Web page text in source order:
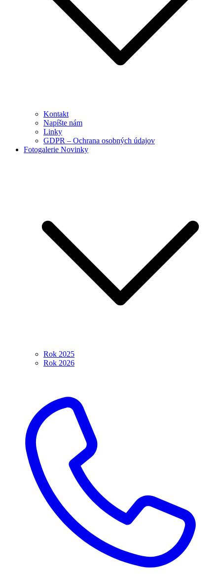
Kontakt
Napíšte nám
Linky
GDPR – Ochrana osobných údajov
Fotogalerie Novinky
Rok 2025
Rok 2026